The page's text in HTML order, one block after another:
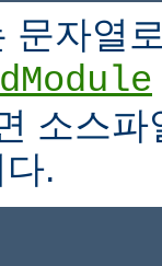
문자열
소스
.